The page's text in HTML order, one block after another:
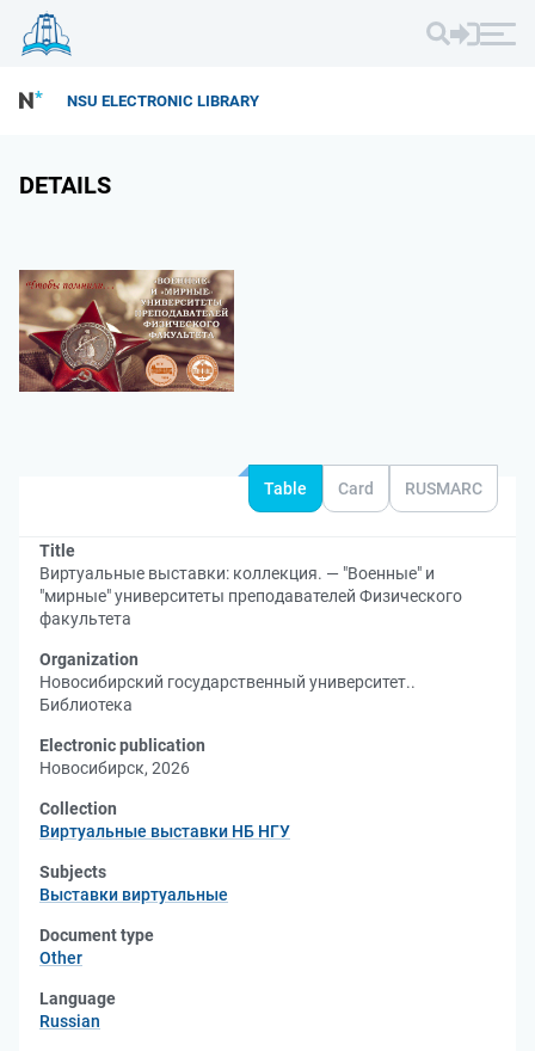
NSU ELECTRONIC LIBRARY
DETAILS
Table Card RUSMARC
Title
Виртуальные выставки: коллекция. — "Военные" и
"мирные" университеты преподавателей Физического
факультета
Organization
Новосибирский государственный университет..
Библиотека
Electronic publication
Новосибирск, 2026
Collection
Виртуальные выставки НБ НГУ
Subjects
Выставки виртуальные
Document type
Other
Language
Russian